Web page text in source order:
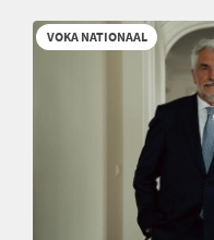
VOKA NATIONAAL